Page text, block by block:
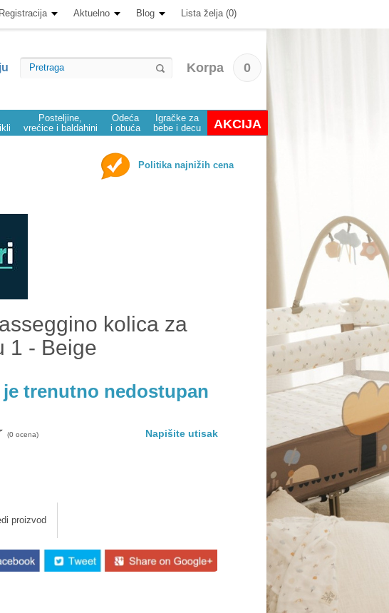
Registracija Aktuelno Blog Lista želja (0)
Korpa 0
Posteljine,
vrećice i baldahini
Odeća
i obuća
Igračke za
bebe i decu
AKCIJA
Politika najnižih cena
kolica za
1 - Beige
trenutno nedostupan
(0 ocena) Napišite utisak
proizvod